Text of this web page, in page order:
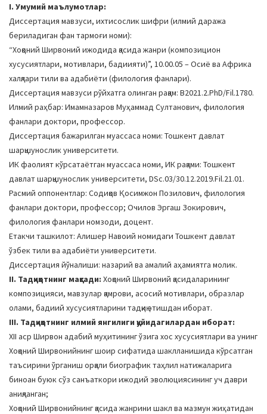
i
g
a
t
i
o
n
I. Умумий маълумотлар:
Диссертация мавзуси, ихтисослик шифри (илмий даража
бериладиган фан тармоғи номи):
“Хоқоний Ширвоний ижодида қасида жанри (композицион
хусусиятлари, мотивлари, бадиияти)”, 10.00.05 – Осиё ва Африка
халқлари тили ва адабиёти (филология фанлари).
Диссертация мавзуси рўйхатга олинган рақам: B2021.2.PhD/Fil.1780.
Илмий раҳбар: Имамназаров Муҳаммад Султанович, филология
фанлари доктори, профессор.
Диссертация бажарилган муассаса номи: Тошкент давлат
шарқшунослик университети.
ИК фаолият кўрсатаётган муассаса номи, ИК рақами: Тошкент
давлат шарқшунослик университети, DSc.03/30.12.2019.Fil.21.01.
Расмий оппонентлар: Содиқов Қосимжон Позилович, филология
фанлари доктори, профессор; Очилов Эргаш Зокирович,
филология фанлари номзоди, доцент.
Етакчи ташкилот: Алишер Навоий номидаги Тошкент давлат
ўзбек тили ва адабиёти университети.
Диссертация йўналиши: назарий ва амалий аҳамиятга молик.
II. Тадқиқотнинг мақсади: Хоқоний Ширвоний қасидаларининг
композицияси, мавзулар қамрови, асосий мотивлари, образлар
олами, бадиий хусусиятларини тадқиқ этишдан иборат.
III. Тадқиқотнинг илмий янгилиги қуйидагилардан иборат:
XII аср Ширвон адабий муҳитининг ўзига хос хусусиятлари ва унинг
Хоқоний Ширвонийнинг шоир сифатида шаклланишида кўрсатган
таъсирини ўрганиш орқали биографик таҳлил натижаларига
биноан буюк сўз санъаткори ижодий эволюциясининг уч даври
аниқланган;
Хоқоний Ширвонийнинг қасида жанрини шакл ва мазмун жиҳатидан